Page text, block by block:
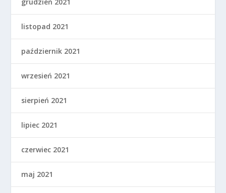
listopad 2021
październik 2021
wrzesień 2021
sierpień 2021
lipiec 2021
czerwiec 2021
maj 2021